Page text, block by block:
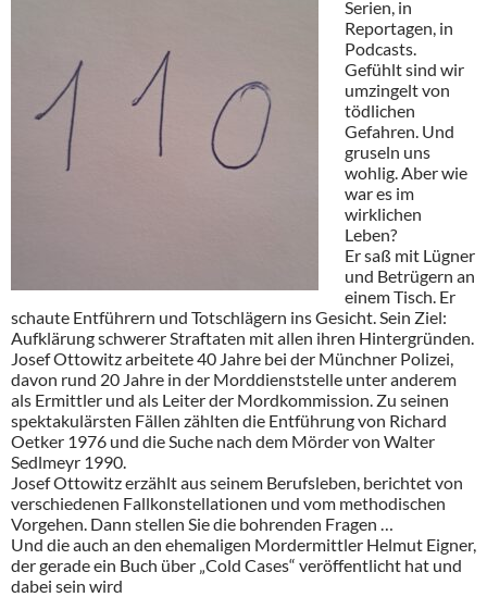
Serien, in
Reportagen, in
Podcasts.
Gefühlt sind wir
umzingelt von
tödlichen
Gefahren. Und
gruseln uns
wohlig. Aber wie
war es im
wirklichen
Leben?
Er saß mit Lügner
und Betrügern an
einem Tisch. Er
schaute Entführern und Totschlägern ins Gesicht. Sein Ziel:
Aufklärung schwerer Straftaten mit allen ihren Hintergründen.
Josef Ottowitz arbeitete 40 Jahre bei der Münchner Polizei,
davon rund 20 Jahre in der Morddienststelle unter anderem
als Ermittler und als Leiter der Mordkommission. Zu seinen
spektakulärsten Fällen zählten die Entführung von Richard
Oetker 1976 und die Suche nach dem Mörder von Walter
Sedlmeyr 1990.
Josef Ottowitz erzählt aus seinem Berufsleben, berichtet von
verschiedenen Fallkonstellationen und vom methodischen
Vorgehen. Dann stellen Sie die bohrenden Fragen …
Und die auch an den ehemaligen Mordermittler Helmut Eigner,
der gerade ein Buch über „Cold Cases“ veröffentlicht hat und
dabei sein wird